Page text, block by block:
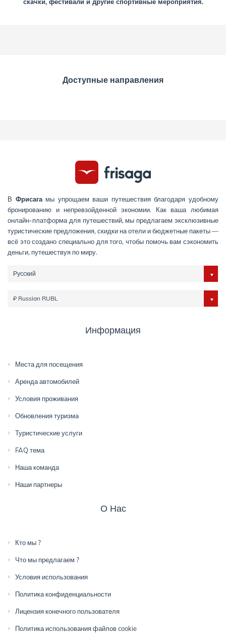
Доступные направления
В Фрисагамы упрощаем ваши путешествия благодаря удобному
бронированию и непревзойденной экономии. Как ваша любимая
онлайн-платформа для путешествий, мы предлагаем эксклюзивные
туристические предложения, скидки на отели и бюджетные пакеты —
всё это создано специально для того, чтобы помочь вам сэкономить
деньги, путешествуя по миру.
Русский
₽ Russian RUBL
Информация
Места для посещения
Аренда автомобилей
Условия проживания
Обновления туризма
Туристические услуги
FAQ тема
Наша команда
Наши партнеры
О Нас
Кто мы ?
Что мы предлагаем ?
Условия использования
Политика конфиденциальности
Лицензия конечного пользователя
Политика использования файлов cookie